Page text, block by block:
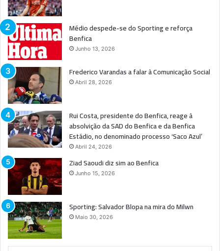
Médio despede-se do Sporting e reforça
Benfica
Junho 13, 2026
Frederico Varandas a falar à Comunicação Social
Abril 28, 2026
Rui Costa, presidente do Benfica, reage à
absolvição da SAD do Benfica e da Benfica
Estádio, no denominado processo ‘Saco Azul’
Abril 24, 2026
Ziad Saoudi diz sim ao Benfica
Junho 15, 2026
Sporting: Salvador Blopa na mira do Milwn
Maio 30, 2026